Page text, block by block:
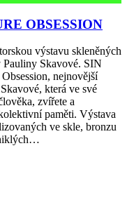
OBSESSION
výstavu skleněných
Pauliny Skavové. SIN
nejnovější
která ve své
zvířete a
paměti. Výstava
ve skle, bronzu